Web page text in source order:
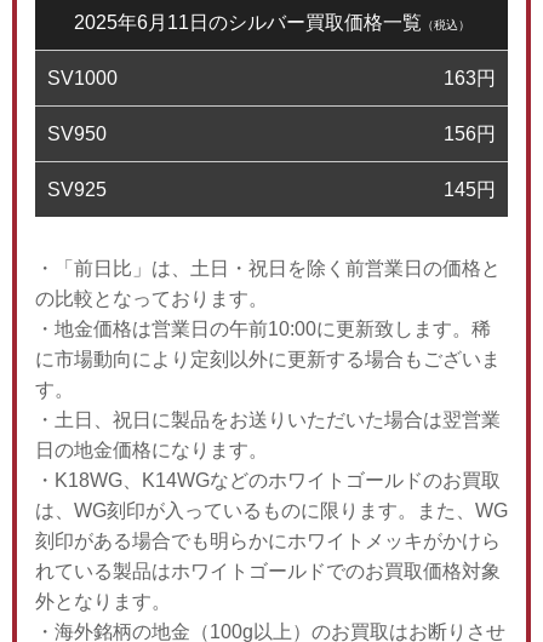
2025年6月11日のシルバー買取価格一覧 （税込）
SV1000 163円
SV950 156円
SV925 145円
・「前日比」は、土日・祝日を除く前営業日の価格と
の比較となっております。
・地金価格は営業日の午前10:00に更新致します。稀
に市場動向により定刻以外に更新する場合もございま
す。
・土日、祝日に製品をお送りいただいた場合は翌営業
日の地金価格になります。
・K18WG、K14WGなどのホワイトゴールドのお買取
は、WG刻印が入っているものに限ります。また、WG
刻印がある場合でも明らかにホワイトメッキがかけら
れている製品はホワイトゴールドでのお買取価格対象
外となります。
・海外銘柄の地金（100g以上）のお買取はお断りさせ